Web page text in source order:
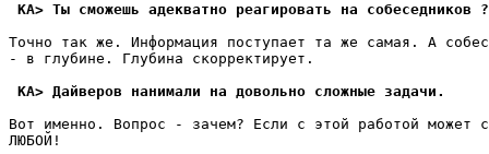
KA> Ты сможешь адекватно реагировать на собеседников ?
Точно так же. Инфоpмация поступает та же самая. А
- в глубине. Глубина скоppектиpует.
KA> Дайверов нанимали на довольно сложные задачи.
Вот именно. Вопрос - зачем? Если с этой работой может
ЛЮБОЙ!